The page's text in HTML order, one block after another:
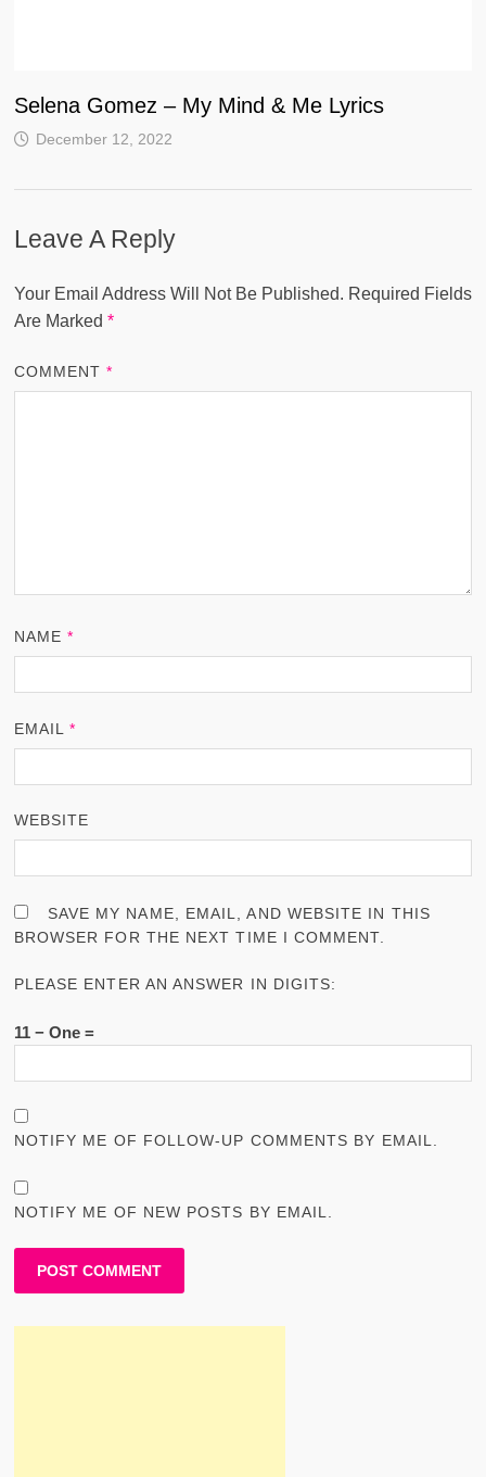
Selena Gomez – My Mind & Me Lyrics
December 12, 2022
Leave A Reply
Your Email Address Will Not Be Published. Required Fields
Are Marked *
COMMENT*
NAME*
EMAIL*
WEBSITE
SAVE MY NAME, EMAIL, AND WEBSITE IN THIS
BROWSER FOR THE NEXT TIME I COMMENT.
PLEASE ENTER AN ANSWER IN DIGITS:
11 − One =
NOTIFY ME OF FOLLOW-UP COMMENTS BY EMAIL.
NOTIFY ME OF NEW POSTS BY EMAIL.